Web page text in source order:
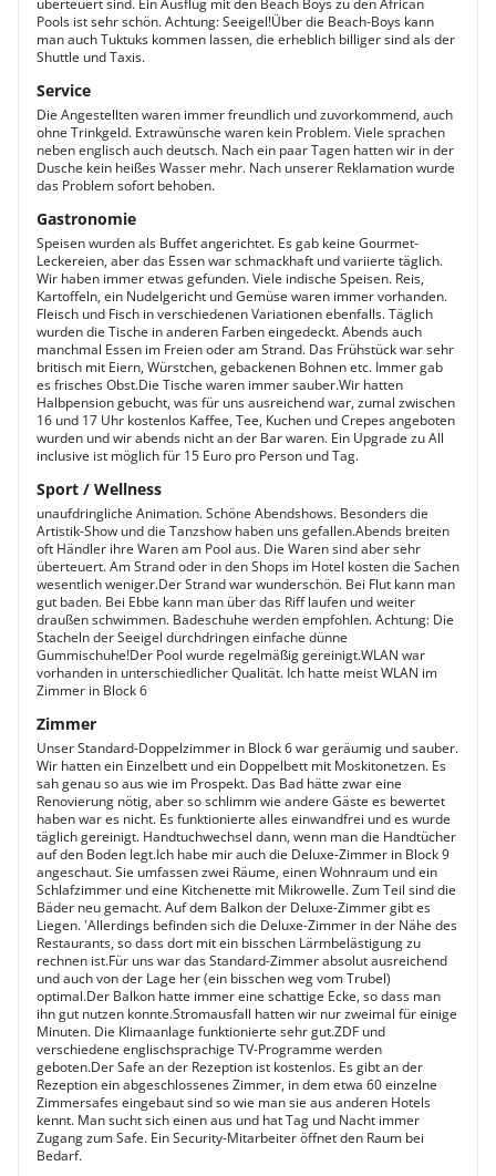
überteuert sind. Ein Ausflug mit den Beach Boys zu den African
Pools ist sehr schön. Achtung: Seeigel!Über die Beach-Boys kann
man auch Tuktuks kommen lassen, die erheblich billiger sind als der
Shuttle und Taxis.
Service
Die Angestellten waren immer freundlich und zuvorkommend, auch
ohne Trinkgeld. Extrawünsche waren kein Problem. Viele sprachen
neben englisch auch deutsch. Nach ein paar Tagen hatten wir in der
Dusche kein heißes Wasser mehr. Nach unserer Reklamation wurde
das Problem sofort behoben.
Gastronomie
Speisen wurden als Buffet angerichtet. Es gab keine Gourmet-
Leckereien, aber das Essen war schmackhaft und variierte täglich.
Wir haben immer etwas gefunden. Viele indische Speisen. Reis,
Kartoffeln, ein Nudelgericht und Gemüse waren immer vorhanden.
Fleisch und Fisch in verschiedenen Variationen ebenfalls. Täglich
wurden die Tische in anderen Farben eingedeckt. Abends auch
manchmal Essen im Freien oder am Strand. Das Frühstück war sehr
britisch mit Eiern, Würstchen, gebackenen Bohnen etc. Immer gab
es frisches Obst.Die Tische waren immer sauber.Wir hatten
Halbpension gebucht, was für uns ausreichend war, zumal zwischen
16 und 17 Uhr kostenlos Kaffee, Tee, Kuchen und Crepes angeboten
wurden und wir abends nicht an der Bar waren. Ein Upgrade zu All
inclusive ist möglich für 15 Euro pro Person und Tag.
Sport / Wellness
unaufdringliche Animation. Schöne Abendshows. Besonders die
Artistik-Show und die Tanzshow haben uns gefallen.Abends breiten
oft Händler ihre Waren am Pool aus. Die Waren sind aber sehr
überteuert. Am Strand oder in den Shops im Hotel kosten die Sachen
wesentlich weniger.Der Strand war wunderschön. Bei Flut kann man
gut baden. Bei Ebbe kann man über das Riff laufen und weiter
draußen schwimmen. Badeschuhe werden empfohlen. Achtung: Die
Stacheln der Seeigel durchdringen einfache dünne
Gummischuhe!Der Pool wurde regelmäßig gereinigt.WLAN war
vorhanden in unterschiedlicher Qualität. Ich hatte meist WLAN im
Zimmer in Block 6
Zimmer
Unser Standard-Doppelzimmer in Block 6 war geräumig und sauber.
Wir hatten ein Einzelbett und ein Doppelbett mit Moskitonetzen. Es
sah genau so aus wie im Prospekt. Das Bad hätte zwar eine
Renovierung nötig, aber so schlimm wie andere Gäste es bewertet
haben war es nicht. Es funktionierte alles einwandfrei und es wurde
täglich gereinigt. Handtuchwechsel dann, wenn man die Handtücher
auf den Boden legt.Ich habe mir auch die Deluxe-Zimmer in Block 9
angeschaut. Sie umfassen zwei Räume, einen Wohnraum und ein
Schlafzimmer und eine Kitchenette mit Mikrowelle. Zum Teil sind die
Bäder neu gemacht. Auf dem Balkon der Deluxe-Zimmer gibt es
Liegen. 'Allerdings befinden sich die Deluxe-Zimmer in der Nähe des
Restaurants, so dass dort mit ein bisschen Lärmbelästigung zu
rechnen ist.Für uns war das Standard-Zimmer absolut ausreichend
und auch von der Lage her (ein bisschen weg vom Trubel)
optimal.Der Balkon hatte immer eine schattige Ecke, so dass man
ihn gut nutzen konnte.Stromausfall hatten wir nur zweimal für einige
Minuten. Die Klimaanlage funktionierte sehr gut.ZDF und
verschiedene englischsprachige TV-Programme werden
geboten.Der Safe an der Rezeption ist kostenlos. Es gibt an der
Rezeption ein abgeschlossenes Zimmer, in dem etwa 60 einzelne
Zimmersafes eingebaut sind so wie man sie aus anderen Hotels
kennt. Man sucht sich einen aus und hat Tag und Nacht immer
Zugang zum Safe. Ein Security-Mitarbeiter öffnet den Raum bei
Bedarf.